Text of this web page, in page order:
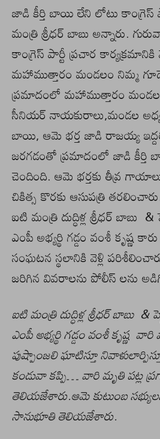
జాడి కీర్తి బాయి లేని లోటు కాంగ్రెస్
మంత్రి శ్రీధర్ బాబు అన్నారు.
కాంగ్రెస్ పార్టీ ప్రచార కార్యక్రమానికి
మహాముత్తారం మండలం నిమ్మ
ప్రమాదంలో మహాముత్తారం
సీనియర్ నాయకురాలు,మండల
బాయి, ఆమె భర్త జాడి రాజయ్య
జరగడంతో ప్రమాదంలో జాడి కీర్తి
చెందింది. ఆమె భర్తకు తీవ్ర
చికిత్స కొరకు ఆసుపత్రి
ఐటి మంత్రి దుద్ధిళ్ల శ్రీధర్ బాబు &
ఎంపీ అభ్యర్థి గడ్డం వంశీ కృష్ణ
సంఘటన స్థలానికి వెళ్లి
జరిగిన వివరాలను పోలీస్ లను అడిగి
ఐటి మంత్రి దుద్ధిళ్ల శ్రీధర్ బాబు &
ఎంపీ అభ్యర్థి గడ్డం వంశీ కృష్ణ
పుష్పాంజలి ఘాటిస్తూ
కండువా కప్పి… వారి మృతి పట్ల
తెలియజేశారు.ఆమె కుటుంబ
సానుభూతి తెలియజేశారు.